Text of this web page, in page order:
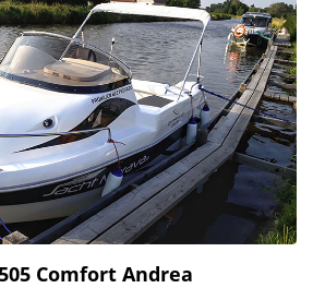
Comfort Andrea